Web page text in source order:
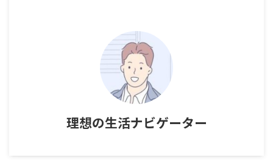
理想の生活ナビゲーター